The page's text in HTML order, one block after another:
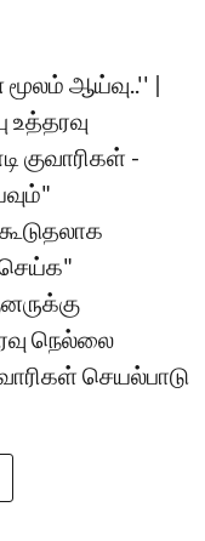
ஆய்வு..'' |
உத்தரவு
குவாரிகள் -
செய்க"
நெல்லை
செயல்பாடு